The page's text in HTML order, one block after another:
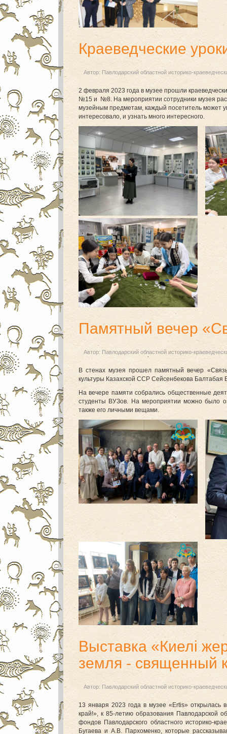
Краеведческие
Автор: Павлодарский областной историко-
2 февраля 2023 года в музее прошли
№15 и №8. На мероприятии сотрудники музея
музейным предметам, каждый посетитель может
интересовало, и узнать много интересного.
Памятный вечер
Автор: Павлодарский областной историко-
В стенах музея прошел памятный вечер
культуры Казахской ССР Сейсенбекова Балтабая
На вечере памяти собрались общественные
студенты ВУЗов. На мероприятии можно было
также его личными вещами.
Выставка «Киелі
земля - священный
Автор: Павлодарский областной историко-
13 января 2023 года в музее «Ertis» открылась
край!», к 85-летию образования Павлодарской
фондов Павлодарского областного историко-
Бугаева и А.В. Пархоменко, которые